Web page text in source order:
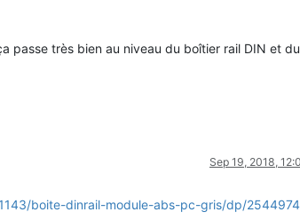
passe très bien au niveau du boîtier rail DIN et
Sep 19, 2018,
boite-dinrail-module-abs-pc-gris/dp/2544974